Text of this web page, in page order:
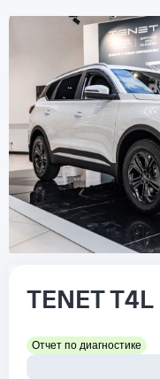
TENETT4L
Отчет по диагностике